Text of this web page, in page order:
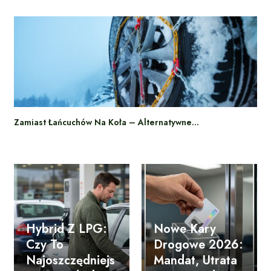
Zamiast Łańcuchów Na Koła – Alternatywne…
Hybrid Z LPG:
Czy To
Najoszczędniejs
Nowe Kary
Drogowe 2026:
Mandat, Utrata